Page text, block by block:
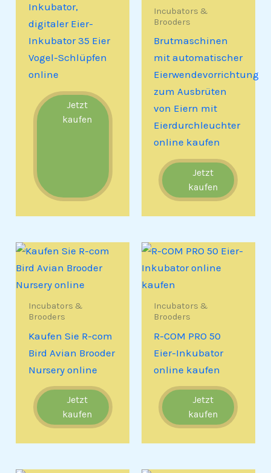
Inkubator,
digitaler Eier-
Inkubator 35 Eier
Vogel-Schlüpfen
online
Jetzt
kaufen
Incubators &
Brooders
Brutmaschinen
mit automatischer
Eierwendevorrichtung
zum Ausbrüten
von Eiern mit
Eierdurchleuchter
online kaufen
Jetzt
kaufen
Incubators &
Brooders
Kaufen Sie R-com
Bird Avian Brooder
Nursery online
Jetzt
kaufen
Incubators &
Brooders
R-COM PRO 50
Eier-Inkubator
online kaufen
Jetzt
kaufen